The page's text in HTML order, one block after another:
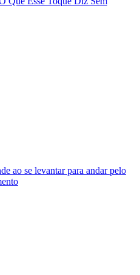
ao se levantar para andar pelo